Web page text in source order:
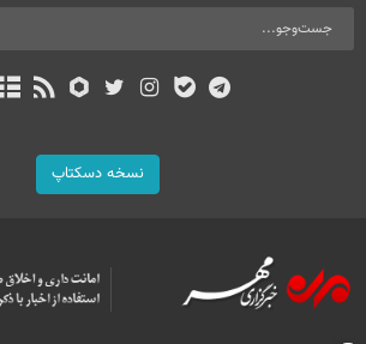
نسخه دسکتاپ